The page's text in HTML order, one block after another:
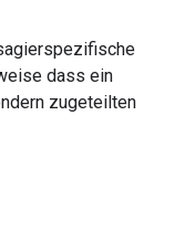
dass ein
zugeteilten